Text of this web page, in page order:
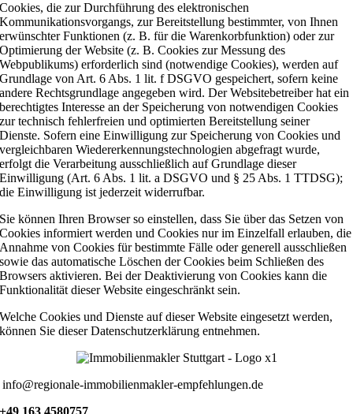
Cookies, die zur Durchführung des elektronischen
Kommunikationsvorgangs, zur Bereitstellung bestimmter, von Ihnen
erwünschter Funktionen (z. B. für die Warenkorbfunktion) oder zur
Optimierung der Website (z. B. Cookies zur Messung des
Webpublikums) erforderlich sind (notwendige Cookies), werden auf
Grundlage von Art. 6 Abs. 1 lit. f DSGVO gespeichert, sofern keine
andere Rechtsgrundlage angegeben wird. Der Websitebetreiber hat ein
berechtigtes Interesse an der Speicherung von notwendigen Cookies
zur technisch fehlerfreien und optimierten Bereitstellung seiner
Dienste. Sofern eine Einwilligung zur Speicherung von Cookies und
vergleichbaren Wiedererkennungstechnologien abgefragt wurde,
erfolgt die Verarbeitung ausschließlich auf Grundlage dieser
Einwilligung (Art. 6 Abs. 1 lit. a DSGVO und § 25 Abs. 1 TTDSG);
die Einwilligung ist jederzeit widerrufbar.
Sie können Ihren Browser so einstellen, dass Sie über das Setzen von
Cookies informiert werden und Cookies nur im Einzelfall erlauben, die
Annahme von Cookies für bestimmte Fälle oder generell ausschließen
sowie das automatische Löschen der Cookies beim Schließen des
Browsers aktivieren. Bei der Deaktivierung von Cookies kann die
Funktionalität dieser Website eingeschränkt sein.
Welche Cookies und Dienste auf dieser Website eingesetzt werden,
können Sie dieser Datenschutzerklärung entnehmen.
info@regionale-immobilienmakler-empfehlungen.de
+49 163 4580757